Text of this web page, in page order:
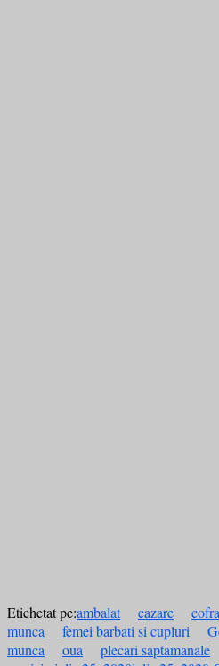
Etichetat pe:ambalat cazare
munca
femei barbati si cupluri
munca
oua plecari saptamanale